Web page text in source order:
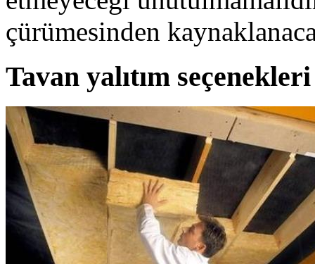
çürümesinden
Tavan yalıtım seçenekleri